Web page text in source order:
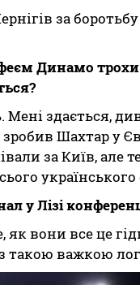
за
Динамо трохи
Мені здається,
зробив Шахтар у
за Київ,
у Лізі
як вони все це
такою важкою